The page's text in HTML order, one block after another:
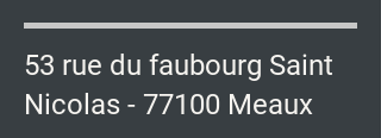
53 rue du faubourg Saint
Nicolas - 77100 Meaux